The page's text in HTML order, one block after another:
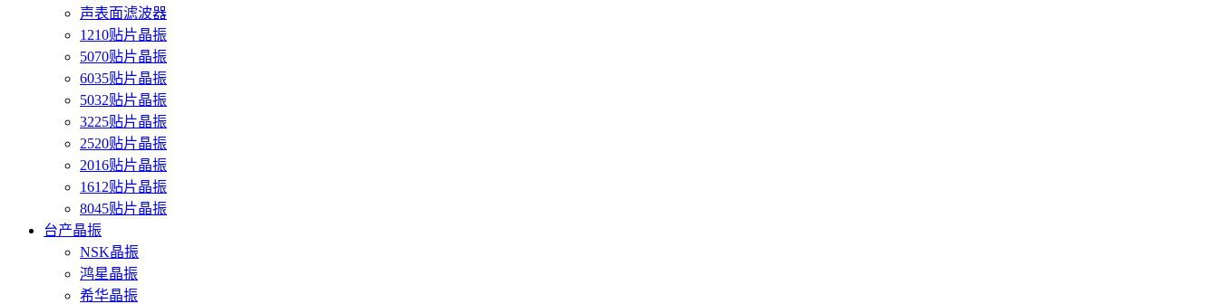
声表面滤波器
1210贴片晶振
5070贴片晶振
6035贴片晶振
5032贴片晶振
3225贴片晶振
2520贴片晶振
2016贴片晶振
1612贴片晶振
8045贴片晶振
台产晶振
NSK晶振
鸿星晶振
希华晶振